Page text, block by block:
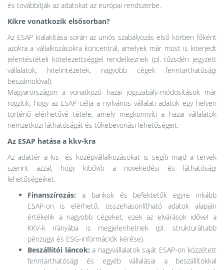
és továbbítják az adatokat az európai rendszerbe.
Kikre vonatkozik elsősorban?
Az ESAP kialakítása során az uniós szabályozás első körben főként
azokra a vállalkozásokra koncentrál, amelyek már most is kiterjedt
jelentéstételi kötelezettséggel rendelkeznek (pl. tőzsdén jegyzett
vállalatok, hitelintézetek, nagyobb cégek fenntarthatósági
beszámolóval).
Magyarországon a vonatkozó hazai jogszabály‑módosítások már
rögzítik, hogy az ESAP célja a nyilvános vállalati adatok egy helyen
történő elérhetővé tétele, amely megkönnyíti a hazai vállalatok
nemzetközi láthatóságát és tőkebevonási lehetőségeit.
Az ESAP hatása a kkv-kra
Az adattér a kis- és középvállalkozásokat is segíti majd a tervek
szerint azzal, hogy kibővíti a növekedési és láthatósági
lehetőségeiket:
Finanszírozás: a bankok és befektetők egyre inkább
ESAP‑on is elérhető, összehasonlítható adatok alapján
értékelik a nagyobb cégeket; ezek az elvárások idővel a
KKV‑k irányába is megjelenhetnek (pl. strukturáltabb
pénzügyi és ESG‑információk kérése).
Beszállítói láncok: a nagyvállalatok saját ESAP‑on közzétett
fenntarthatósági és egyéb vállalásai a beszállítókkal